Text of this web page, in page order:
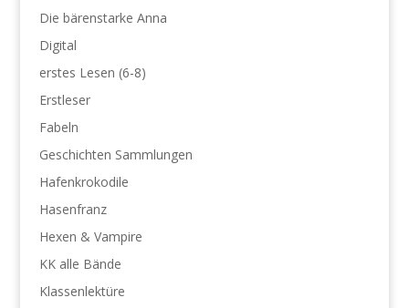
Die bärenstarke Anna
Digital
erstes Lesen (6-8)
Erstleser
Fabeln
Geschichten Sammlungen
Hafenkrokodile
Hasenfranz
Hexen & Vampire
KK alle Bände
Klassenlektüre